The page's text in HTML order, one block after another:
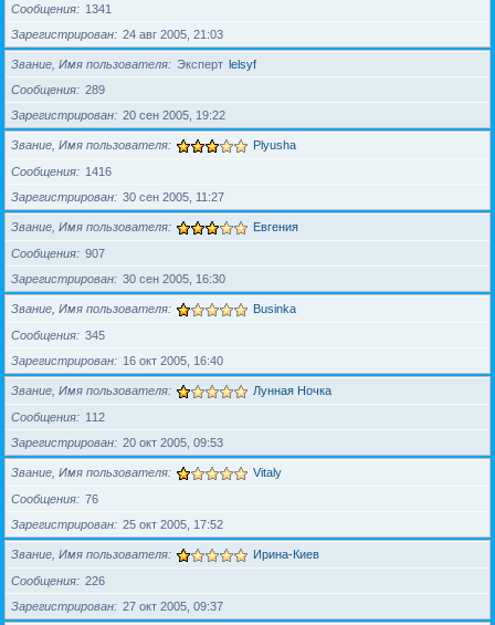
Сообщения
1341
Зарегистрирован
24 авг 2005, 21:03
Звание, Имя пользователя Эксперт lelsyf
Сообщения
289
Зарегистрирован
20 сен 2005, 19:22
Звание, Имя пользователя Plyusha
Сообщения
1416
Зарегистрирован
30 сен 2005, 11:27
Звание, Имя пользователя Евгения
Сообщения
907
Зарегистрирован
30 сен 2005, 16:30
Звание, Имя пользователя Businka
Сообщения
345
Зарегистрирован
16 окт 2005, 16:40
Звание, Имя пользователя Лунная Ночка
Сообщения
112
Зарегистрирован
20 окт 2005, 09:53
Звание, Имя пользователя Vitaly
Сообщения
76
Зарегистрирован
25 окт 2005, 17:52
Звание, Имя пользователя Ирина-Киев
Сообщения
226
Зарегистрирован
27 окт 2005, 09:37